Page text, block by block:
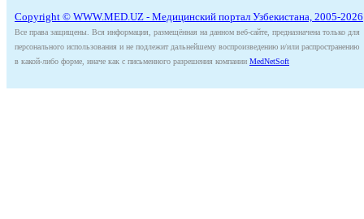
Copyright © WWW.MED.UZ - Медицинский портал Узбекистана, 2005-2026
Все права защищены. Вся информация, размещённая на данном веб-сайте, предназначена только для
персонального использования и не подлежит дальнейшему воспроизведению и/или распространению
в какой-либо форме, иначе как с письменного разрешения компании MedNetSoft